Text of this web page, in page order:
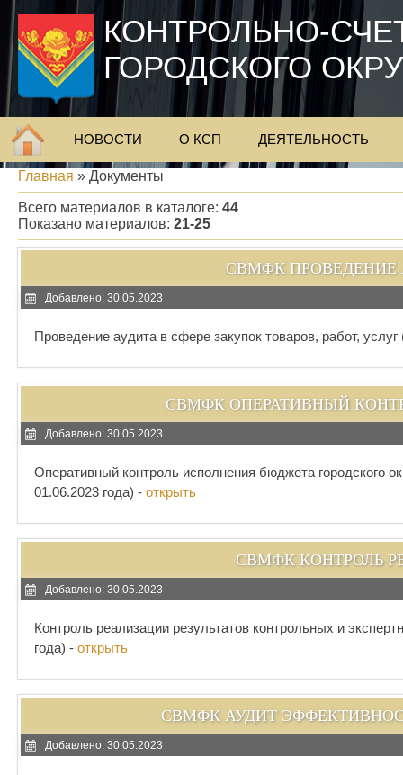
КОНТРОЛЬНО-
ГОРОДСКОГО
НОВОСТИ О КСП ДЕЯТЕЛЬНОСТЬ
Главная » Документы
Всего материалов в каталоге: 44
Показано материалов: 21-25
СВМФК ПРОВЕДЕНИЕ
Добавлено: 30.05.2023
Проведение аудита в сфере закупок товаров, работ,
СВМФК ОПЕРАТИВНЫЙ
Добавлено: 30.05.2023
Оперативный контроль исполнения бюджета городского
01.06.2023 года) - открыть
СВМФК КОНТРОЛЬ
Добавлено: 30.05.2023
Контроль реализации результатов контрольных и
года) - открыть
СВМФК АУДИТ
Добавлено: 30.05.2023